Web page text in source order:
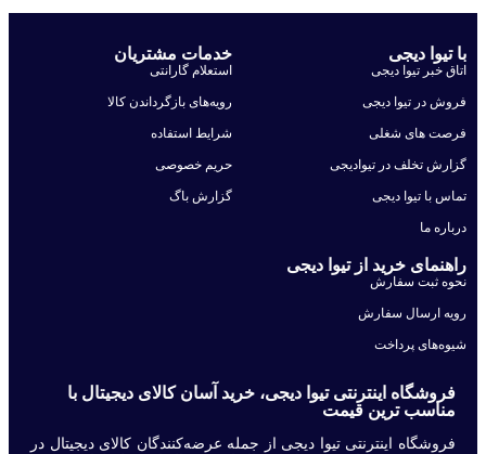
با تیوا دیجی
اتاق خبر تیوا دیجی
فروش در تیوا دیجی
فرصت های شغلی
گزارش تخلف در تیوادیجی
تماس با تیوا دیجی
درباره ما
خدمات مشتریان
استعلام گارانتی
رویه‌های بازگرداندن کالا
شرایط استفاده
حریم خصوصی
گزارش باگ
راهنمای خرید از تیوا دیجی
نحوه ثبت سفارش
رویه ارسال سفارش
شیوه‌های پرداخت
فروشگاه اینترنتی تیوا دیجی، خرید آسان کالای دیجیتال با
مناسب ترین قیمت
فروشگاه اینترنتی تیوا دیجی از جمله عرضه‌کنندگان کالای دیجیتال در